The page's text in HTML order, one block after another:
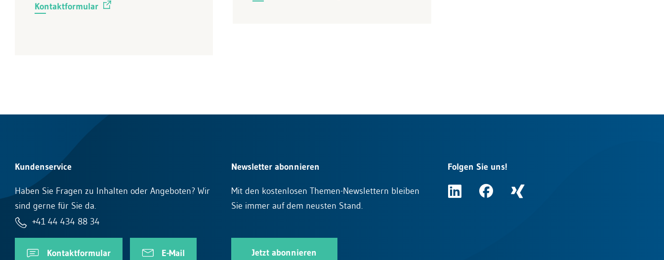
Kontaktformular
Kundenservice
Haben Sie Fragen zu Inhalten oder Angeboten? Wir
sind gerne für Sie da.
+41 44 434 88 34
Kontaktformular E-Mail
Newsletter abonnieren
Mit den kostenlosen Themen-Newslettern bleiben
Sie immer auf dem neusten Stand.
Jetzt abonnieren
Folgen Sie uns!